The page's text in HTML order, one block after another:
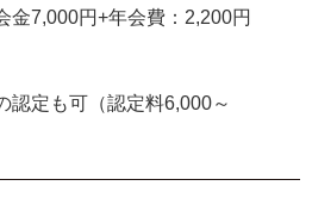
金7,000円+年会費：2,200円
定も可（認定料6,000～